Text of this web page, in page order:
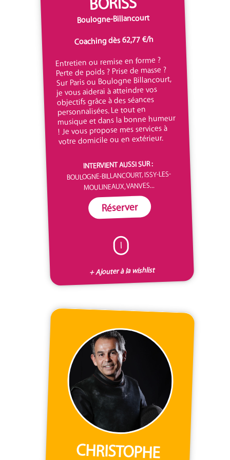
Boulogne-Billancourt
Coaching dès 62,77 €/h
Entretien ou remise en forme ?
Perte de poids ? Prise de masse ?
Sur Paris ou Boulogne Billancourt,
je vous aiderai à atteindre vos
objectifs grâce à des séances
personnalisées. Le tout en
musique et dans la bonne humeur
! Je vous propose mes services à
votre domicile ou en extérieur.
INTERVIENT AUSSI SUR :
BOULOGNE-BILLANCOURT, ISSY-LES-
MOULINEAUX, VANVES...
Réserver
I
+ Ajouter à la wishlist
CHRISTOPHE